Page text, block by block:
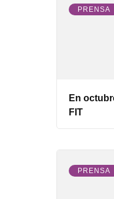
PRENSA
En
FIT
PRENSA